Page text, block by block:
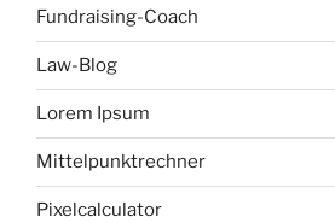
Fundraising-Coach
Law-Blog
Lorem Ipsum
Mittelpunktrechner
Pixelcalculator